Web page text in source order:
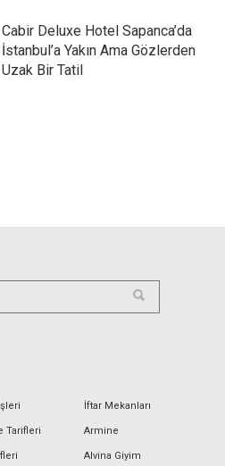
Cabir Deluxe Hotel Sapanca’da
İstanbul’a Yakın Ama Gözlerden
Uzak Bir Tatil
Tarifleri
İftar Mekanları
Armine
Alvina Giyim